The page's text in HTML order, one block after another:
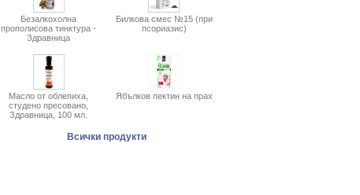
Безалкохолна
прополисова тинктура -
Здравница
Билкова смес №15 (при
псориазис)
Масло от облепиха,
студено пресовано,
Здравница, 100 мл.
Ябълков пектин на прах
Всички продукти